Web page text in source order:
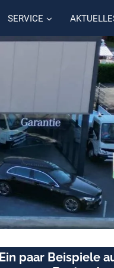
SERVICE
Ein paar Beispiele